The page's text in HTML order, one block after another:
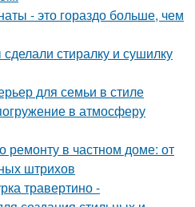
- это гораздо больше, чем
стиралку и сушилку
для семьи в стиле
в атмосферу
ремонту в частном доме: от
штрихов
травертино -